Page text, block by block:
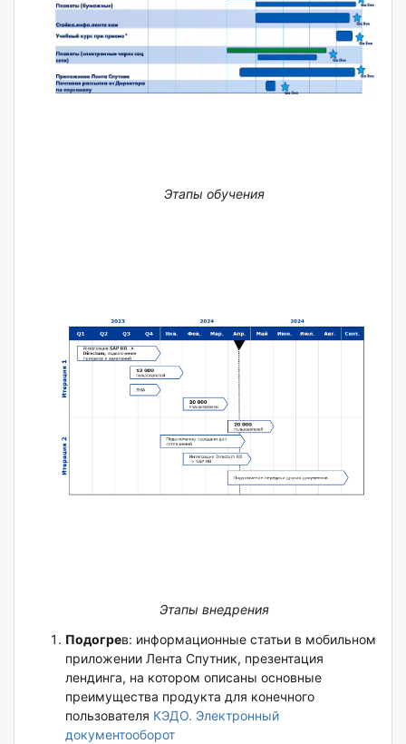
Этапы обучения
Этапы внедрения
Подогрев: информационные статьи в мобильном
приложении Лента Спутник, презентация
лендинга, на котором описаны основные
преимущества продукта для конечного
пользователя КЭДО. Электронный
документооборот